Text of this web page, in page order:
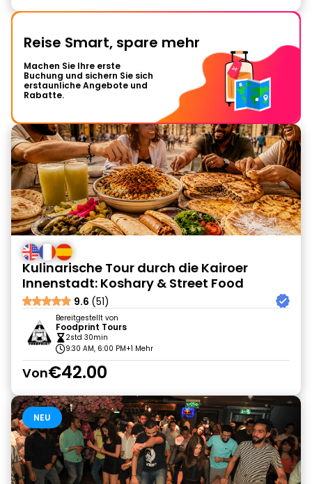
Reise Smart, spare mehr
Machen Sie Ihre erste
Buchung und sichern Sie sich
erstaunliche Angebote und
Rabatte.
Kulinarische Tour durch die Kairoer
Innenstadt: Koshary & Street Food
9.6 (51)
Bereitgestellt von
Foodprint Tours
2std 30min
9:30 AM, 6:00 PM+1 Mehr
Von€42.00
NEU